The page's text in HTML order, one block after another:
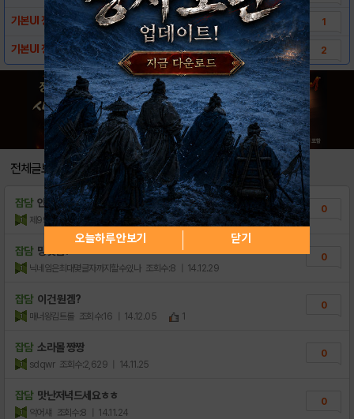
기본UI 정보[2] 1
기본UI 정보[1] 2
전체글보기
잡담 안녕하세요
제99대대통령 조회수:5 | 20.02.07
0
잡담 망겟임?
닉네임은최대몇글자까지할수있나 조회수:8 | 14.12.29
0
잡담 이건 뭔겜?
매너왕김트롤 조회수:16 | 14.12.05 1
0
잡담 소라몰 짱짱
sdqwr 조회수:2,629 | 14.11.25
0
잡담 맛난저녁드세요ㅎㅎ
악어섀 조회수:8 | 14.11.24
0
오늘하루 안보기 닫기